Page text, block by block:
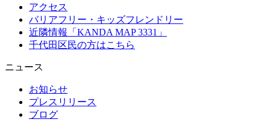
アクセス
バリアフリー・キッズフレンドリー
近隣情報「KANDA MAP 3331」
千代田区民の方はこちら
ニュース
お知らせ
プレスリリース
ブログ